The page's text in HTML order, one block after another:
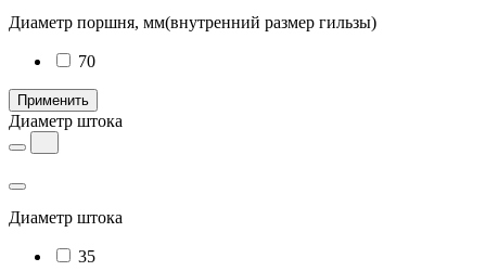
Диаметр поршня, мм(внутренний размер гильзы)
70
Применить
Диаметр штока
Диаметр штока
35